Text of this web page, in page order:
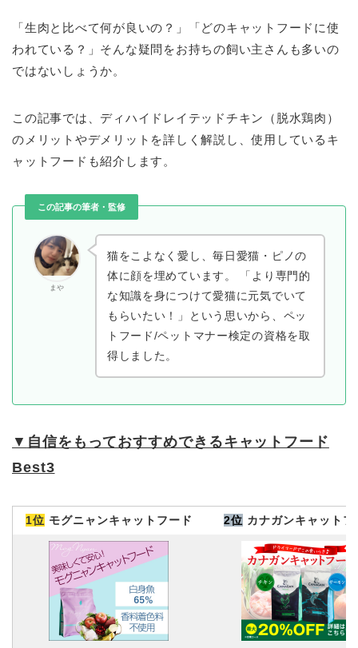
「生肉と比べて何が良いの？」「どのキャットフードに使
われている？」そんな疑問をお持ちの飼い主さんも多いの
ではないしょうか。
この記事では、ディハイドレイテッドチキン（脱水鶏肉）
のメリットやデメリットを詳しく解説し、使用しているキ
ャットフードも紹介します。
この記事の筆者・監修
まや
猫をこよなく愛し、毎日愛猫・ピノの
体に顔を埋めています。 「より専門的
な知識を身につけて愛猫に元気でいて
もらいたい！」という思いから、ペッ
トフード/ペットマナー検定の資格を取
得しました。
▼ 自信をもっておすすめできるキャットフード
Best3
1位 モグニャンキャットフード 2位 カナガンキャットフ